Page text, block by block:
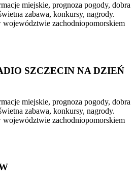
miejskie, prognoza pogody, dobra
zabawa, konkursy, nagrody.
województwie zachodniopomorskiem
SZCZECIN NA DZIEŃ
miejskie, prognoza pogody, dobra
zabawa, konkursy, nagrody.
województwie zachodniopomorskiem